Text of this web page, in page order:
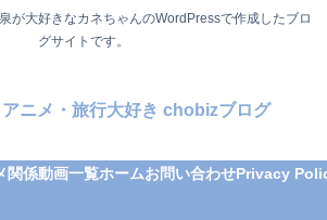
が大好きなカネちゃんのWordPressで作成したブロ
グサイトです。
ニメ・旅行大好き chobizブログ
関係動画一覧ホームお問い合わせPrivacy